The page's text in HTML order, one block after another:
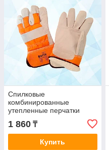
Спилковые
комбинированные
утепленные перчатки
1 860 ₸
Купить